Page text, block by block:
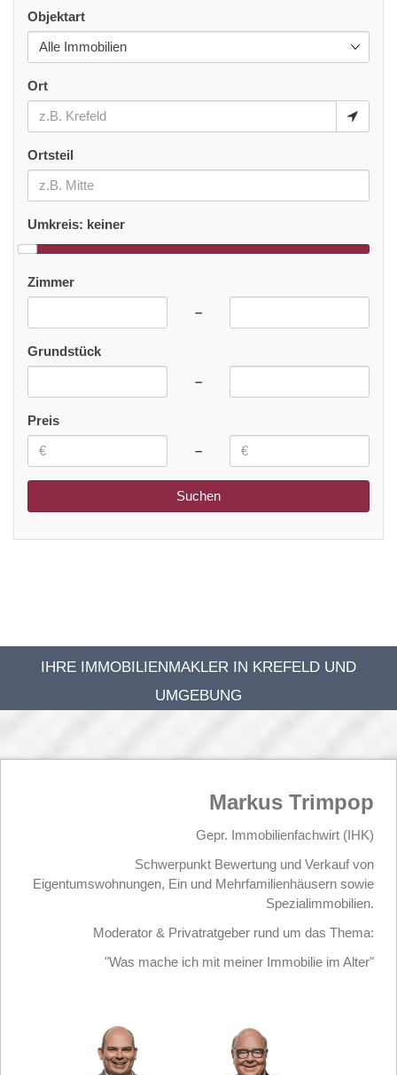
Objektart
Ort
Ortsteil
Umkreis: keiner
Zimmer
–
Grundstück
–
Preis
–
IHRE IMMOBILIENMAKLER IN KREFELD UND
UMGEBUNG
Markus Trimpop
Gepr. Immobilienfachwirt (IHK)
Schwerpunkt Bewertung und Verkauf von
Eigentumswohnungen, Ein und Mehrfamilienhäusern sowie
Spezialimmobilien.
Moderator & Privatratgeber rund um das Thema:
"Was mache ich mit meiner Immobilie im Alter"